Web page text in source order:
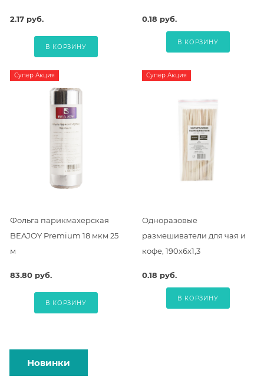
2.17 руб.
В КОРЗИНУ
0.18 руб.
В КОРЗИНУ
Супер Акция
Фольга парикмахерская
BEAJOY Premium 18 мкм 25
м
83.80 руб.
В КОРЗИНУ
Супер Акция
Одноразовые
размешиватели для чая и
кофе, 190х6х1,3
0.18 руб.
В КОРЗИНУ
Новинки